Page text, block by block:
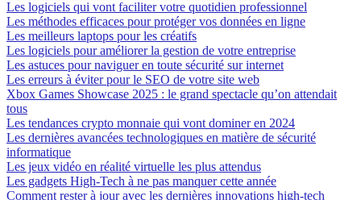
Les logiciels qui vont faciliter votre quotidien professionnel
Les méthodes efficaces pour protéger vos données en ligne
Les meilleurs laptops pour les créatifs
Les logiciels pour améliorer la gestion de votre entreprise
Les astuces pour naviguer en toute sécurité sur internet
Les erreurs à éviter pour le SEO de votre site web
Xbox Games Showcase 2025 : le grand spectacle qu’on attendait
tous
Les tendances crypto monnaie qui vont dominer en 2024
Les dernières avancées technologiques en matière de sécurité
informatique
Les jeux vidéo en réalité virtuelle les plus attendus
Les gadgets High-Tech à ne pas manquer cette année
Comment rester à jour avec les dernières innovations high-tech